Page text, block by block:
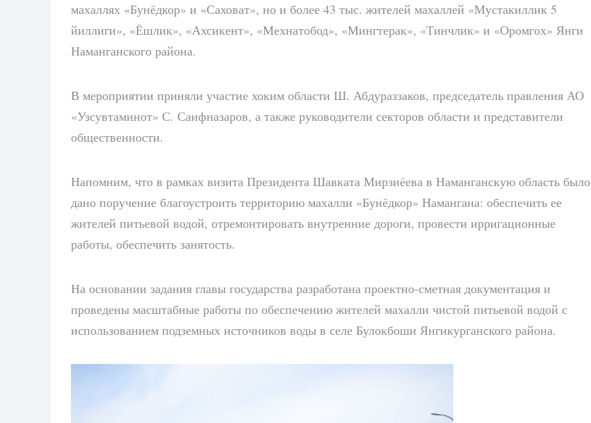
махаллях «Бунёдкор» и «Саховат», но и более 43 тыс. жителей махаллей «Мустакиллик 5
йиллиги», «Ёшлик», «Ахсикент», «Мехнатобод», «Мингтерак», «Тинчлик» и «Оромгох» Янги
Наманганского района.
В мероприятии приняли участие хоким области Ш. Абдураззаков, председатель правления АО
«Узсувтаминот» С. Саифназаров, а также руководители секторов области и представители
общественности.
Напомним, что в рамках визита Президента Шавката Мирзиёева в Наманганскую область было
дано поручение благоустроить территорию махалли «Бунёдкор» Намангана: обеспечить ее
жителей питьевой водой, отремонтировать внутренние дороги, провести ирригационные
работы, обеспечить занятость.
На основании задания главы государства разработана проектно-сметная документация и
проведены масштабные работы по обеспечению жителей махалли чистой питьевой водой с
использованием подземных источников воды в селе Булокбоши Янгикурганского района.